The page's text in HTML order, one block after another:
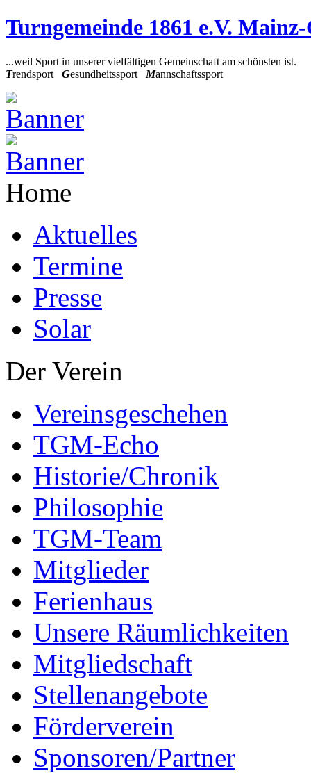
Turngemeinde 1861 e.V.
...weil Sport in unserer vielfältigen Gemeinschaft am schönsten ist.
Trendsport Gesundheitssport Mannschaftssport
Home
Aktuelles
Termine
Presse
Solar
Der Verein
Vereinsgeschehen
TGM-Echo
Historie/Chronik
Philosophie
TGM-Team
Mitglieder
Ferienhaus
Unsere Räumlichkeiten
Mitgliedschaft
Stellenangebote
Förderverein
Sponsoren/Partner